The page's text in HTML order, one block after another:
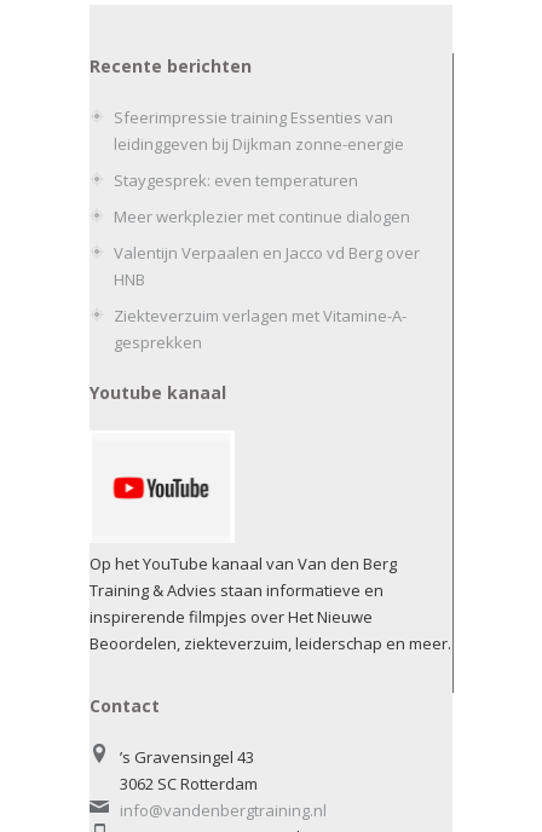
Recente berichten
Sfeerimpressie training Essenties van
leidinggeven bij Dijkman zonne-energie
Staygesprek: even temperaturen
Meer werkplezier met continue dialogen
Valentijn Verpaalen en Jacco vd Berg over
HNB
Ziekteverzuim verlagen met Vitamine-A-
gesprekken
Youtube kanaal
Op het YouTube kanaal van Van den Berg
Training & Advies staan informatieve en
inspirerende filmpjes over Het Nieuwe
Beoordelen, ziekteverzuim, leiderschap en meer.
Contact
’s Gravensingel 43
3062 SC Rotterdam
info@vandenbergtraining.nl